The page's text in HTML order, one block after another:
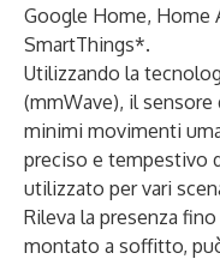
Google Home, Home
SmartThings*.
Utilizzando la
(mmWave), il sensore
minimi movimenti
preciso e tempestivo
utilizzato per vari
Rileva la presenza
montato a soffitto,